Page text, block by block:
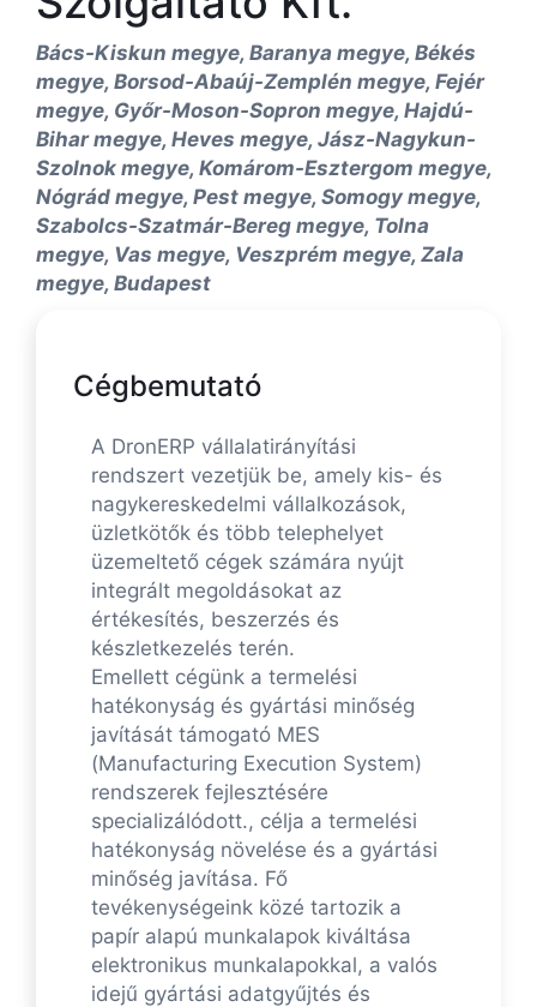
Bács-Kiskun megye, Baranya megye, Békés
megye, Borsod-Abaúj-Zemplén megye, Fejér
megye, Győr-Moson-Sopron megye, Hajdú-
Bihar megye, Heves megye, Jász-Nagykun-
Szolnok megye, Komárom-Esztergom megye,
Nógrád megye, Pest megye, Somogy megye,
Szabolcs-Szatmár-Bereg megye, Tolna
megye, Vas megye, Veszprém megye, Zala
megye, Budapest
Cégbemutató
A DronERP vállalatirányítási
rendszert vezetjük be, amely kis- és
nagykereskedelmi vállalkozások,
üzletkötők és több telephelyet
üzemeltető cégek számára nyújt
integrált megoldásokat az
értékesítés, beszerzés és
készletkezelés terén.
Emellett cégünk a termelési
hatékonyság és gyártási minőség
javítását támogató MES
(Manufacturing Execution System)
rendszerek fejlesztésére
specializálódott., célja a termelési
hatékonyság növelése és a gyártási
minőség javítása. Fő
tevékenységeink közé tartozik a
papír alapú munkalapok kiváltása
elektronikus munkalapokkal, a valós
idejű gyártási adatgyűjtés és